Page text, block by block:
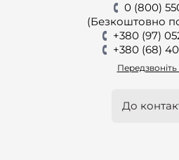
0 (800)
(Безкоштовно
+380 (97)
+380 (68)
Передзвоніть
До